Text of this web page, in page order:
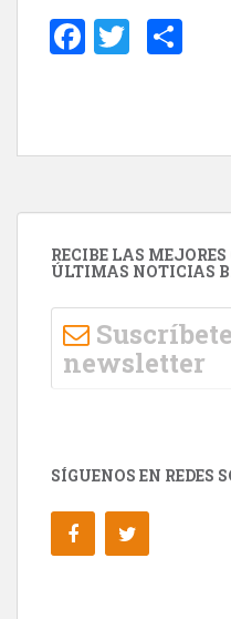
F
b
o
k
T
er p
ti
r
RECIBE LAS
ÚLTIMAS NOTICIAS
newsletter
SÍGUENOS EN REDES